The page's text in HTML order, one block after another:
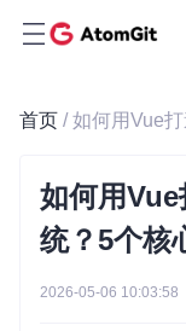
首页
如何用
统？5个核
2026-05-06 10:03:58